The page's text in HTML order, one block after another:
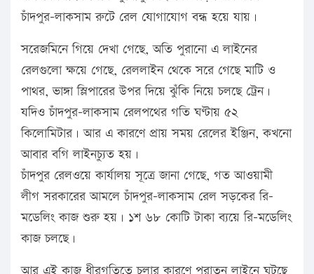
চাঁদপুর-লাকসাম রুটে রেল যোগাযোগ বন্ধ হয়ে যায়।
সরেজমিনে গিয়ে দেখা গেছে, অতি পুরানো এ লাইনের
রেলগুলো ক্ষয়ে গেছে, রেললাইন থেকে সরে গেছে মাটি ও
পাথর, ভাঙ্গা স্লিপারের উপর দিয়ে ঝুঁকি নিয়ে চলছে ট্রেন।
যদিও চাঁদপুর-লাকসাম রেলপথের গতি ঘণ্টায় ৫২
কিলোমিটার। আর এ কারণে প্রায় সময় রেলের ইঞ্জিন, কখনো
আবার বগি লাইনচ্যুত হয়।
চাঁদপুর রেলওয়ে কার্যালয় সূত্রে জানা গেছে, গত আওয়ামী
লীগ সরকারের আমলে চাঁদপুর-লাকসাম রেল সড়কের রি-
মডেলিং কাজ শুরু হয়। ১শ ৬৮ কোটি টাকা ব্যয়ে রি-মডেলিং
কাজ চলছে।